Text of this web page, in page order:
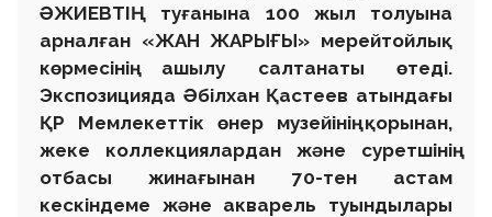
ӘЖИЕВТІҢ туғанына 100 жыл толуына
арналған «ЖАН ЖАРЫҒЫ» мерейтойлық
көрмесінің ашылу салтанаты өтеді.
Экспозицияда Әбілхан Қастеев атындағы
ҚР Мемлекеттік өнер музейінің қорынан,
жеке коллекциялардан және суретшінің
отбасы жинағынан 70-тен астам
кескіндеме және акварель туындылары